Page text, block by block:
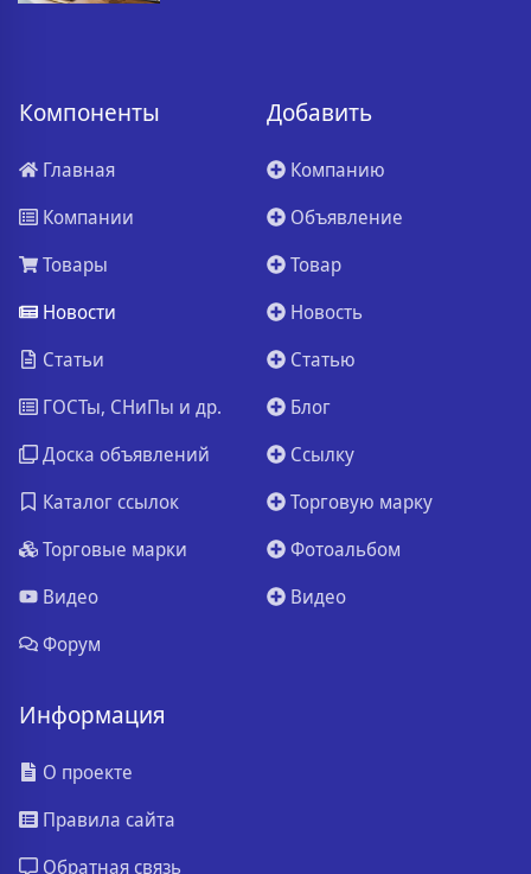
Компоненты
Главная
Компании
Товары
Новости
Статьи
ГОСТы, СНиПы и др.
Доска объявлений
Каталог ссылок
Торговые марки
Видео
Форум
Добавить
Компанию
Объявление
Товар
Новость
Статью
Блог
Ссылку
Торговую марку
Фотоальбом
Видео
Информация
О проекте
Правила сайта
Обратная связь